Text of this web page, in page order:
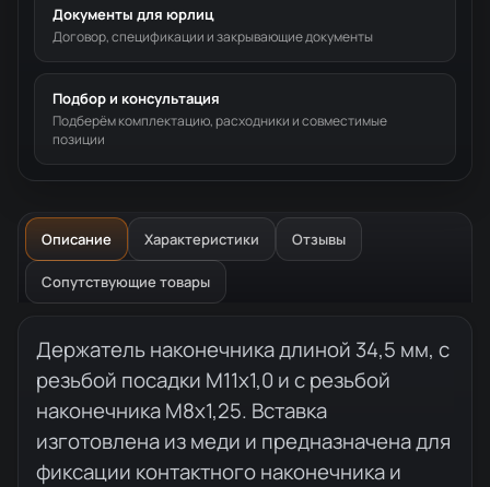
Документы для юрлиц
Договор, спецификации и закрывающие документы
Подбор и консультация
Подберём комплектацию, расходники и совместимые
позиции
Описание Характеристики Отзывы
Сопутствующие товары
Описание товара
Держатель наконечника длиной 34,5 мм, с
резьбой посадки М11x1,0 и с резьбой
наконечника М8x1,25. Вставка
изготовлена из меди и предназначена для
фиксации контактного наконечника и